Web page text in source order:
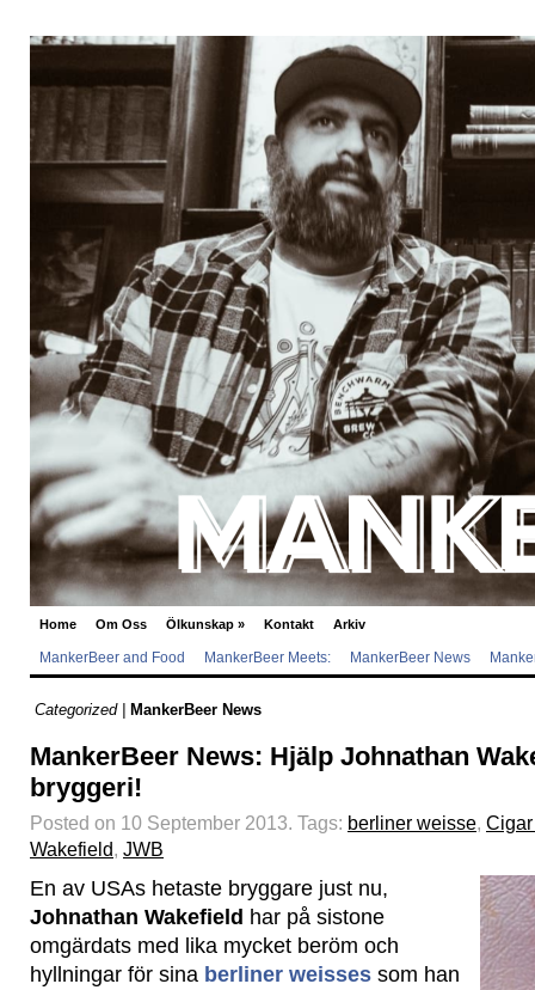
Home Om Oss Ölkunskap » Kontakt Arkiv
MankerBeer and Food MankerBeer Meets: MankerBeer News
Categorized | MankerBeer News
MankerBeer News: Hjälp Johnathan
bryggeri!
Posted on 10 September 2013. Tags: berliner weisse,
Wakefield, JWB
En av USAs hetaste bryggare just nu,
Johnathan Wakefield har på sistone
omgärdats med lika mycket beröm och
hyllningar för sina berliner weisses som han